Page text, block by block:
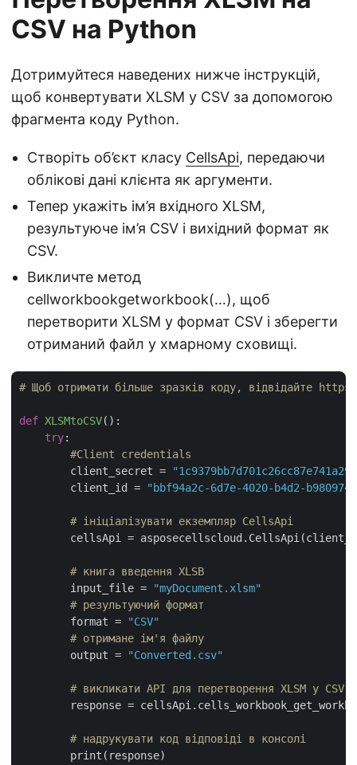
CSV на Python
Дотримуйтеся наведених нижче інструкцій,
щоб конвертувати XLSM у CSV за допомогою
фрагмента коду Python.
Створіть об’єкт класу CellsApi, передаючи
облікові дані клієнта як аргументи.
Тепер укажіть ім’я вхідного XLSM,
результуюче ім’я CSV і вихідний формат як
CSV.
Викличте метод
cellworkbookgetworkbook(…), щоб
перетворити XLSM у формат CSV і зберегти
отриманий файл у хмарному сховищі.
# Щоб отримати більше зразків коду, відвідайте
def XLSMtoCSV():
try:
#Client credentials
        client_secret =
        client_id =
"bbf94a2c-6d7e-4020-b4d2-
# ініціалізувати екземпляр CellsApi
cellsApi =
# книга введення XLSB
        input_file =
"myDocument.xlsm"
# результуючий формат
        format =
"CSV"
# отримане ім'я файлу
        output =
"Converted.csv"
# викликати API для перетворення XLSM у CSV
response =
# надрукувати код відповіді в консолі
        print(response)